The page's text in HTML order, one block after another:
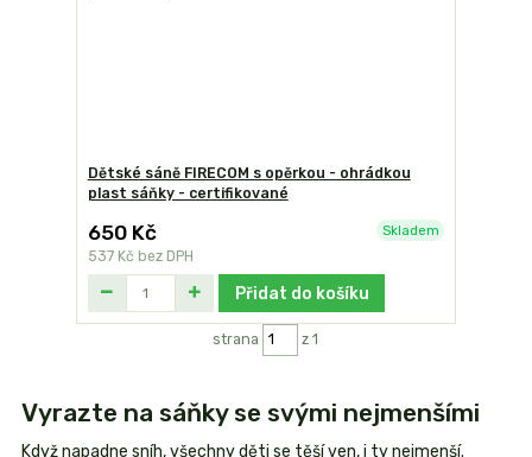
Dětské sáně FIRECOM s opěrkou - ohrádkou
plast sáňky - certifikované
650 Kč
537 Kč bez DPH
Skladem
Přidat do košíku
strana z 1
Vyrazte na sáňky se svými nejmenšími
Když napadne sníh, všechny děti se těší ven, i ty nejmenší.